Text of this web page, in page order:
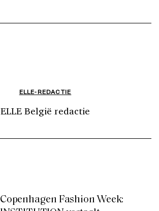
ELLE-REDACTIE
ELLE België redactie
Copenhagen Fashion Week: